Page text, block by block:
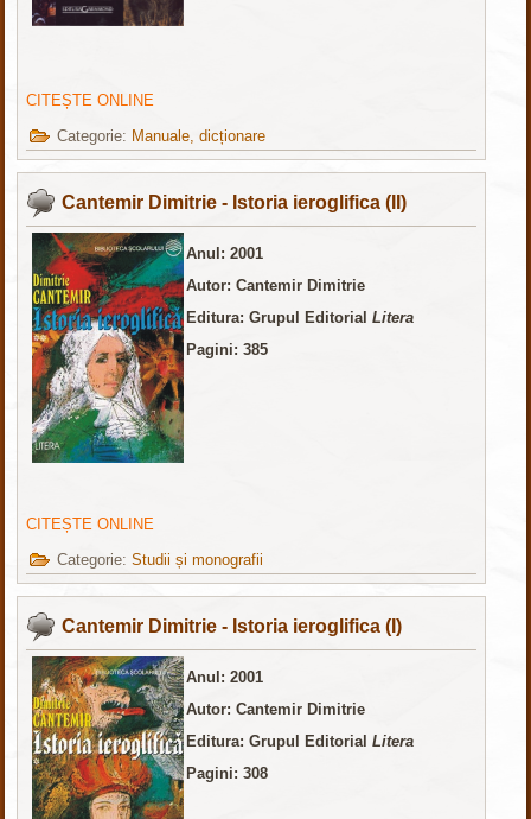
CITEȘTE ONLINE
Categorie: Manuale, dicționare
Cantemir Dimitrie - Istoria ieroglifica (II)
Anul: 2001
Autor: Cantemir Dimitrie
Editura: Grupul EditorialLitera
Pagini: 385
CITEȘTE ONLINE
Categorie:Studii și monografii
Cantemir Dimitrie - Istoria ieroglifica (I)
Anul: 2001
Autor: Cantemir Dimitrie
Editura: Grupul EditorialLitera
Pagini: 308